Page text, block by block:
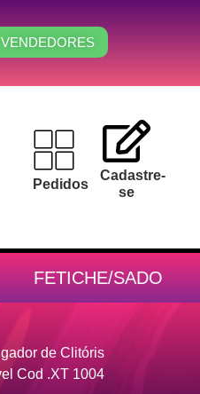
Pedidos
Cadastre-
se
FETICHE/SADO
de Clitóris
Cod .XT 1004